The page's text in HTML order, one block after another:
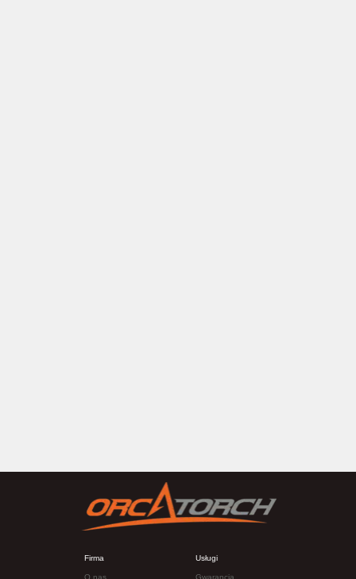
Usługi
Gwarancja
Firma
O nas